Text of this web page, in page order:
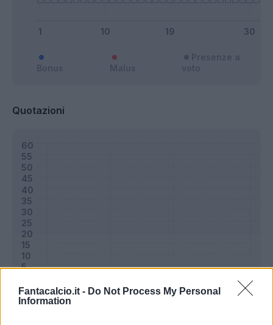
Fantacalcio.it - Do Not Process My Personal
Information
Quotazioni